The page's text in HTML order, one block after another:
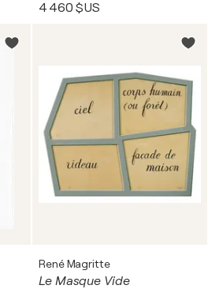
4 460 $US
René Magritte
Le Masque Vide